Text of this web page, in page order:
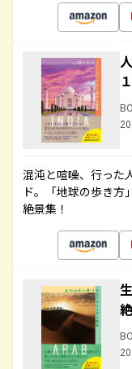
混沌と喧噪、行った
ド。「地球の歩き方
絶景集！